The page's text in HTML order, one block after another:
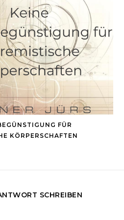
FÜR
KÖRPERSCHAFTEN
SCHREIBEN